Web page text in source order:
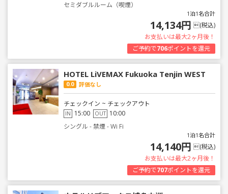
セミダブルルーム（喫煙）
1泊1名合計
14,134円 (税込)
お支払いは最大2ヶ月後！
ご予約で706ポイントを還元
HOTEL LiVEMAX Fukuoka Tenjin WEST
0.0 評価なし
チェックイン ~ チェックアウト
IN 15:00 OUT 10:00
シングル - 禁煙 - Wi Fi
1泊1名合計
14,140円 (税込)
お支払いは最大2ヶ月後！
ご予約で707ポイントを還元